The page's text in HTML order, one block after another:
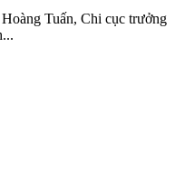
Tuấn, Chi cục trưởng